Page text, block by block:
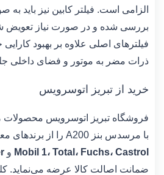
الزامی است. فیلتر کابین نیز باید
بررسی شده و در صورت نیاز تعویض
فیلترهای اصلی علاوه بر بهبود کارایی
ذرات مضر به موتور و فضای داخلی
خرید از تبریز اتوسرویس
فروشگاه تبریز اتوسرویس
با مرسدس بنز A200 را از برندهای معتبر جهانی مانند
Mobil 1، Total، Fuchs، Castrol و
ضمانت اصالت کالا عرضه می‌نماید.